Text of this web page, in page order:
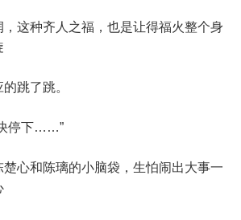
这种齐人之福，也是让得福火整个身
跳了跳。
下……”
和陈璃的小脑袋，生怕闹出大事一